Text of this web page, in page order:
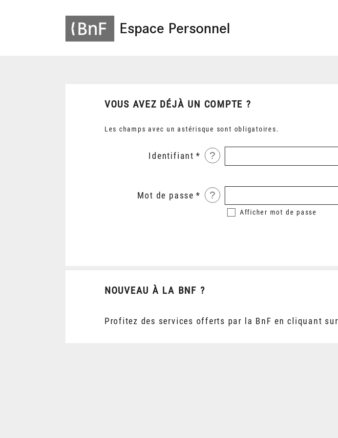
Espace Personnel
VOUS AVEZ DÉJÀ UN COMPTE ?
Les champs avec un astérisque sont obligatoires.
Identifiant ?
Mot de passe ?
Afficher mot de passe
NOUVEAU À LA BNF ?
Profitez des services offerts par la BnF en cliquant sur